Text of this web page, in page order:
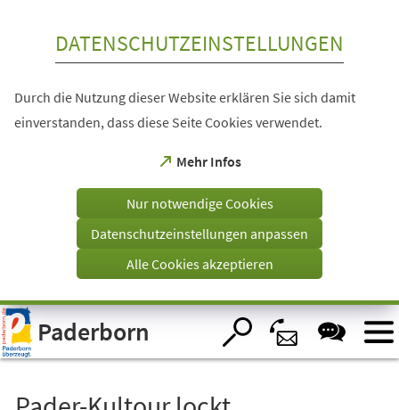
Visuelle
Assistenzsoftware
öffnen.
DATENSCHUTZEINSTELLUNGEN
Durch die Nutzung dieser Website erklären Sie sich damit
einverstanden, dass diese Seite Cookies verwendet.
Mehr Infos
(Öffnet
einem
Tab)
Nur notwendige Cookies
Datenschutzeinstellungen anpassen
Alle Cookies akzeptieren
Paderborn